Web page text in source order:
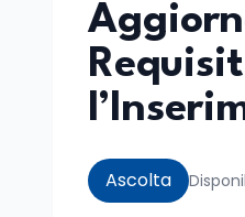
Ascolta